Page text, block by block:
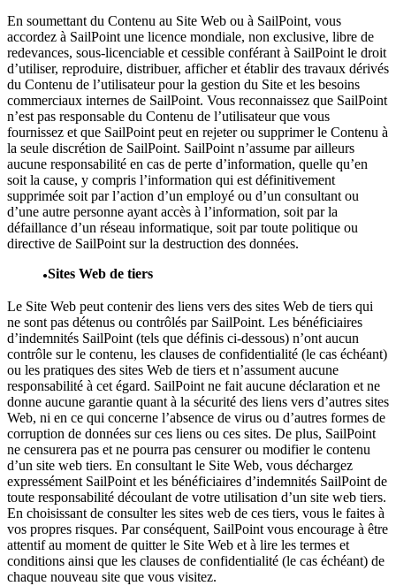
En soumettant du Contenu au Site Web ou à SailPoint, vous
accordez à SailPoint une licence mondiale, non exclusive, libre de
redevances, sous-licenciable et cessible conférant à SailPoint le droit
d’utiliser, reproduire, distribuer, afficher et établir des travaux dérivés
du Contenu de l’utilisateur pour la gestion du Site et les besoins
commerciaux internes de SailPoint. Vous reconnaissez que SailPoint
n’est pas responsable du Contenu de l’utilisateur que vous
fournissez et que SailPoint peut en rejeter ou supprimer le Contenu à
la seule discrétion de SailPoint. SailPoint n’assume par ailleurs
aucune responsabilité en cas de perte d’information, quelle qu’en
soit la cause, y compris l’information qui est définitivement
supprimée soit par l’action d’un employé ou d’un consultant ou
d’une autre personne ayant accès à l’information, soit par la
défaillance d’un réseau informatique, soit par toute politique ou
directive de SailPoint sur la destruction des données.
Sites Web de tiers
Le Site Web peut contenir des liens vers des sites Web de tiers qui
ne sont pas détenus ou contrôlés par SailPoint. Les bénéficiaires
d’indemnités SailPoint (tels que définis ci-dessous) n’ont aucun
contrôle sur le contenu, les clauses de confidentialité (le cas échéant)
ou les pratiques des sites Web de tiers et n’assument aucune
responsabilité à cet égard. SailPoint ne fait aucune déclaration et ne
donne aucune garantie quant à la sécurité des liens vers d’autres sites
Web, ni en ce qui concerne l’absence de virus ou d’autres formes de
corruption de données sur ces liens ou ces sites. De plus, SailPoint
ne censurera pas et ne pourra pas censurer ou modifier le contenu
d’un site web tiers. En consultant le Site Web, vous déchargez
expressément SailPoint et les bénéficiaires d’indemnités SailPoint de
toute responsabilité découlant de votre utilisation d’un site web tiers.
En choisissant de consulter les sites web de ces tiers, vous le faites à
vos propres risques. Par conséquent, SailPoint vous encourage à être
attentif au moment de quitter le Site Web et à lire les termes et
conditions ainsi que les clauses de confidentialité (le cas échéant) de
chaque nouveau site que vous visitez.